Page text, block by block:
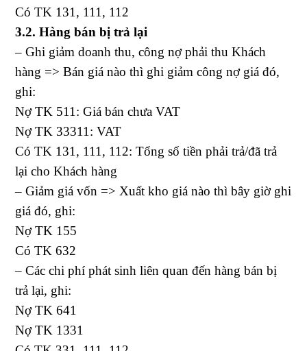
Có TK 131, 111, 112
3.2. Hàng bán bị trả lại
– Ghi giảm doanh thu, công nợ phải thu Khách
hàng => Bán giá nào thì ghi giảm công nợ giá đó,
ghi:
Nợ TK 511: Giá bán chưa VAT
Nợ TK 33311: VAT
Có TK 131, 111, 112: Tổng số tiền phải trả/đã trả
lại cho Khách hàng
– Giảm giá vốn => Xuất kho giá nào thì bây giờ ghi
giá đó, ghi:
Nợ TK 155
Có TK 632
– Các chi phí phát sinh liên quan đến hàng bán bị
trả lại, ghi:
Nợ TK 641
Nợ TK 1331